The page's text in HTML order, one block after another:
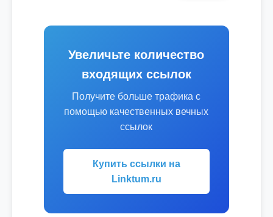
Увеличьте количество
входящих ссылок
Получите больше трафика с
помощью качественных вечных
ссылок
Купить ссылки на
Linktum.ru